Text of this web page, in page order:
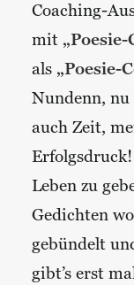
Coaching-
mit „Poesie-
als „Poesie-
Nundenn, nu
auch Zeit,
Leben zu
Gedichten
gebündelt
gibt’s erst